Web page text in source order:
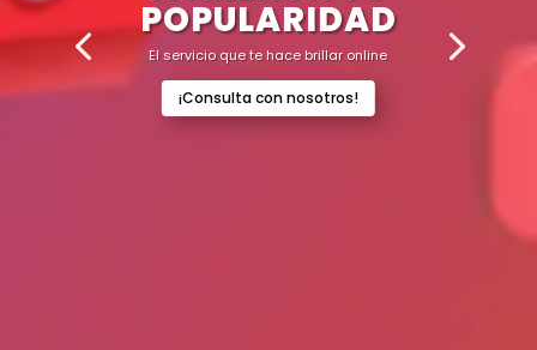
POPULARIDAD
El servicio que te hace brillar online
¡Consulta con nosotros!